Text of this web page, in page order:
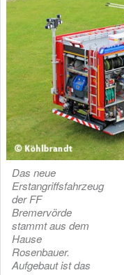
Das neue
Erstangriffsfahrzeug
der FF
Bremervörde
stammt aus dem
Hause
Rosenbauer.
Aufgebaut ist das